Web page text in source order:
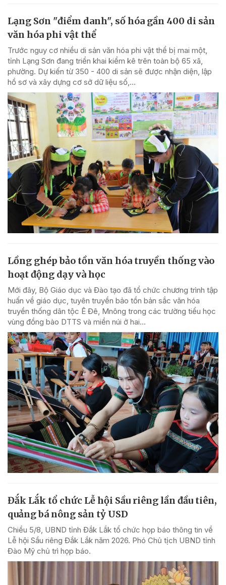
Lạng Sơn "điểm danh", số hóa gần 400 di sản
văn hóa phi vật thể
Trước nguy cơ nhiều di sản văn hóa phi vật thể bị mai một,
tỉnh Lạng Sơn đang triển khai kiểm kê trên toàn bộ 65 xã,
phường. Dự kiến từ 350 - 400 di sản sẽ được nhận diện, lập
hồ sơ và xây dựng cơ sở dữ liệu số,...
Lồng ghép bảo tồn văn hóa truyền thống vào
hoạt động dạy và học
Mới đây, Bộ Giáo dục và Đào tạo đã tổ chức chương trình tập
huấn về giáo dục, tuyên truyền bảo tồn bản sắc văn hóa
truyền thống dân tộc Ê Đê, Mnông trong các trường tiểu học
vùng đồng bào DTTS và miền núi ở hai...
Đắk Lắk tổ chức Lễ hội Sầu riêng lần đầu tiên,
quảng bá nông sản tỷ USD
Chiều 5/8, UBND tỉnh Đắk Lắk tổ chức họp báo thông tin về
Lễ hội Sầu riêng Đắk Lắk năm 2026. Phó Chủ tịch UBND tỉnh
Đào Mỹ chủ trì họp báo.